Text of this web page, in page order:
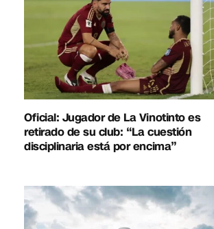
Oficial: Jugador de La Vinotinto es
retirado de su club: “La cuestión
disciplinaria está por encima”